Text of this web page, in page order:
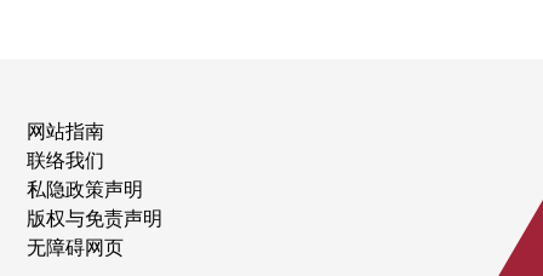
网站指南
联络我们
私隐政策声明
版权与免责声明
无障碍网页